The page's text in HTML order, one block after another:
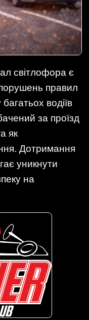
світлофора є
правил
водіїв
за проїзд
як
Дотримання
уникнути
на